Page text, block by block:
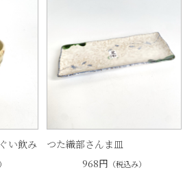
い飲み
つた織部さんま皿
968円 （税込み）